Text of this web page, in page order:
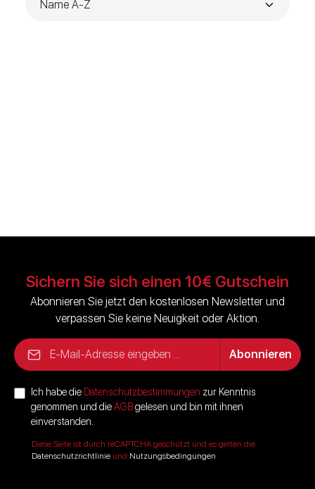
Sichern Sie sich einen 10€ Gutschein
Abonnieren Sie jetzt den kostenlosen Newsletter und
verpassen Sie keine Neuigkeit oder Aktion.
E-Mail-Adresse*
Abonnieren
Ich habe die Datenschutzbestimmungen zur Kenntnis
genommen und dieAGBgelesen und bin mit ihnen
einverstanden.
Diese Seite ist durch reCAPTCHA geschützt und es gelten die
Datenschutzrichtlinie und Nutzungsbedingungen.